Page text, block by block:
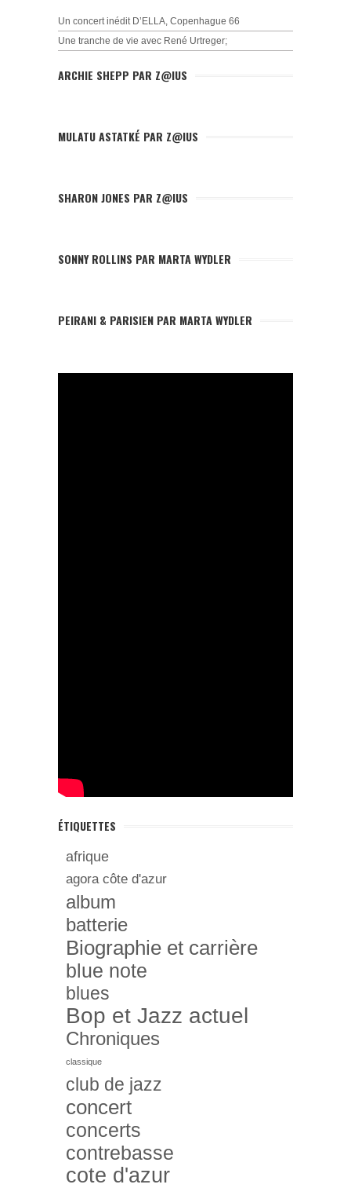
Un concert inédit D’ELLA, Copenhague 66
Une tranche de vie avec René Urtreger;
ARCHIE SHEPP PAR Z@IUS
MULATU ASTATKÉ PAR Z@IUS
SHARON JONES PAR Z@IUS
SONNY ROLLINS PAR MARTA WYDLER
PEIRANI & PARISIEN PAR MARTA WYDLER
ÉTIQUETTES
afrique
agora côte d'azur
album
batterie
Biographie et carrière
blue note
blues
Bop et Jazz actuel
Chroniques
classique
club de jazz
concert
concerts
contrebasse
cote d'azur